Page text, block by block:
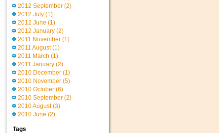
2012 September (2)
2012 July (1)
2012 June (1)
2012 January (2)
2011 November (1)
2011 August(1)
2011 March (1)
2011 January (2)
2010 December (1)
2010 November (5)
2010 October (6)
2010 September (2)
2010 August(3)
2010 June (2)
Tags